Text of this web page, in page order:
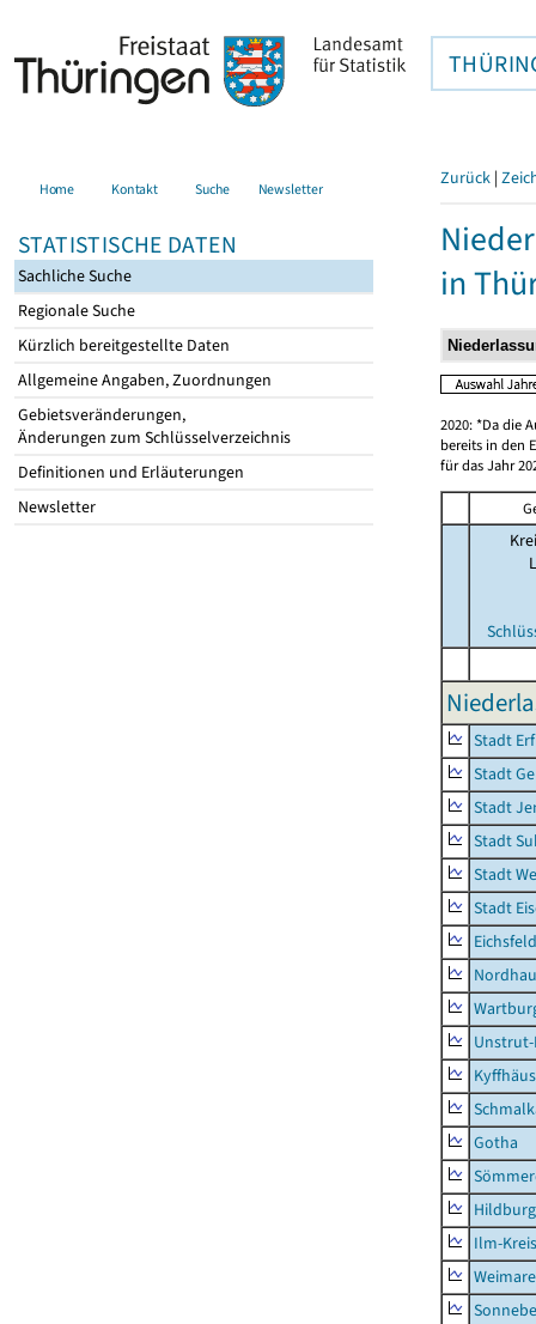
Home Kontakt Suche Newsletter
STATISTISCHE DATEN
Sachliche Suche
Regionale Suche
Kürzlich bereitgestellte Daten
Allgemeine Angaben, Zuordnungen
Gebietsveränderungen,
Änderungen zum Schlüsselverzeichnis
Definitionen und Erläuterungen
Newsletter
Zurück |
in
2020: *Da die
bereits in den
für das Jahr
Stadt
Stadt
Stadt
Stadt
Stadt
Stadt
Eichsfeld
Gotha
Ilm-Kreis